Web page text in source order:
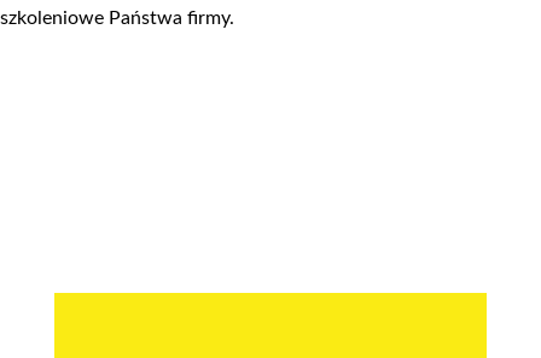
szkoleniowe Państwa firmy.